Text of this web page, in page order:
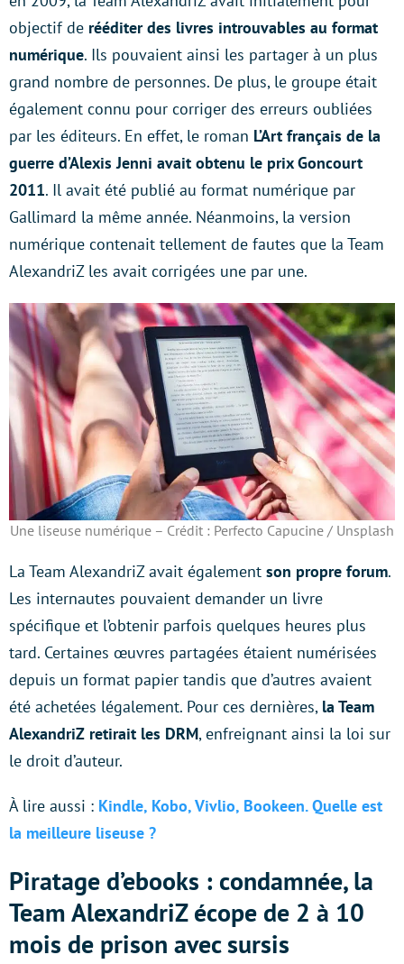
objectif de rééditer des livres introuvables au format
numérique. Ils pouvaient ainsi les partager à un plus
grand nombre de personnes. De plus, le groupe était
également connu pour corriger des erreurs oubliées
par les éditeurs. En effet, le roman L’Art français de la
guerre d’Alexis Jenni avait obtenu le prix Goncourt
2011. Il avait été publié au format numérique par
Gallimard la même année. Néanmoins, la version
numérique contenait tellement de fautes que la Team
AlexandriZ les avait corrigées une par une.
Une liseuse numérique – Crédit : Perfecto Capucine / Unsplash
La Team AlexandriZ avait également son propre forum.
Les internautes pouvaient demander un livre
spécifique et l’obtenir parfois quelques heures plus
tard. Certaines œuvres partagées étaient numérisées
depuis un format papier tandis que d’autres avaient
été achetées légalement. Pour ces dernières, la Team
AlexandriZ retirait les DRM, enfreignant ainsi la loi sur
le droit d’auteur.
À lire aussi : Kindle, Kobo, Vivlio, Bookeen. Quelle est
la meilleure liseuse ?
Piratage d’ebooks : condamnée, la
Team AlexandriZ écope de 2 à 10
mois de prison avec sursis